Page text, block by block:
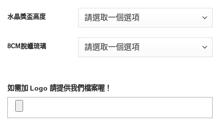
水晶獎盃高度
8CM脫蠟琉璃
如需加 Logo 請提供我們檔案喔！